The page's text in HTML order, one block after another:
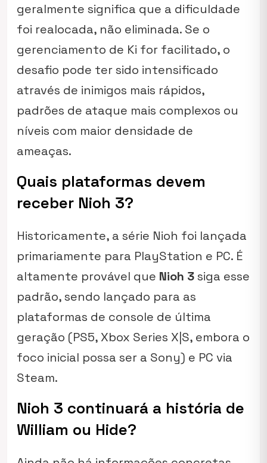
geralmente significa que a dificuldade
foi realocada, não eliminada. Se o
gerenciamento de Ki for facilitado, o
desafio pode ter sido intensificado
através de inimigos mais rápidos,
padrões de ataque mais complexos ou
níveis com maior densidade de
ameaças.
Quais plataformas devem
receber Nioh 3?
Historicamente, a série Nioh foi lançada
primariamente para PlayStation e PC. É
altamente provável que Nioh 3siga esse
padrão, sendo lançado para as
plataformas de console de última
geração (PS5, Xbox Series X|S, embora o
foco inicial possa ser a Sony) e PC via
Steam.
Nioh 3 continuará a história de
William ou Hide?